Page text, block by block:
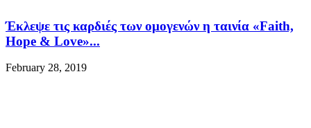
Έκλεψε τις καρδιές των ομογενών η ταινία «Faith,
Hope & Love»...
February 28, 2019